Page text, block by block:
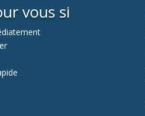
vous si